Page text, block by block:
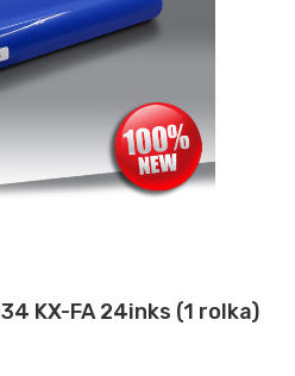
KX-FA 24inks (1 rolka)